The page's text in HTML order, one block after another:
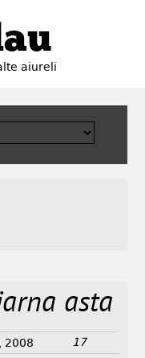
aiureli
asta
2008 17